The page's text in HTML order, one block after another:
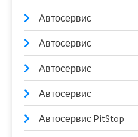
Автосервис
Автосервис
Автосервис
Автосервис
Автосервис PitStop